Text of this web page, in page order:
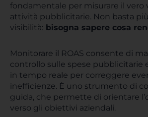
fondamentale per misurare il vero
attività pubblicitarie. Non basta
visibilità: bisogna sapere cosa
Monitorare il ROAS consente di
controllo sulle spese pubblicitarie
in tempo reale per correggere
inefficienze. È uno strumento di
guida, che permette di orientare l’
verso gli obiettivi aziendali.